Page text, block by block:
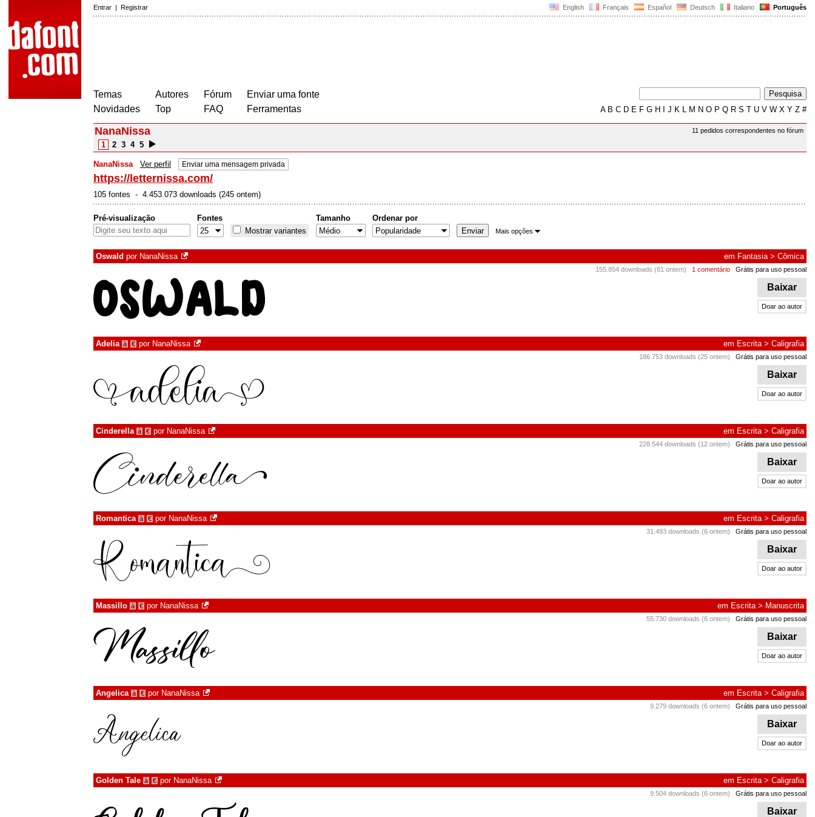
English Français Español Deutsch Italiano Português
Entrar | Registrar
Temas
Novidades
Autores
Top
Fórum
FAQ
Enviar uma fonte
Ferramentas
AB C D E F G H J K L M N O P Q R S T U V W X Y Z #
11 pedidos correspondentes no fórum
NanaNissa
1 2 3 4 5
NanaNissa Ver perfil Enviar uma mensagem privada
https://letternissa.com/
105 fontes - 4.453.073 downloads (245 ontem)
Pré-visualização
Fontes
Mostrar variantes
Tamanho Ordenar por
Mais opções
Oswald por NanaNissa em Fantasia> Cômica
155.854 downloads (81 ontem) 1 comentário Grátis para uso pessoal
Baixar
Doar ao autor
Adelia à € por NanaNissa em Escrita> Caligrafia
186.753 downloads (25 ontem) Grátis para uso pessoal
Baixar
Doar ao autor
Cinderella à € por NanaNissa em Escrita> Caligrafia
228.544 downloads (12 ontem) Grátis para uso pessoal
Baixar
Doar ao autor
Romantica à € por NanaNissa em Escrita> Caligrafia
31.493 downloads (6 ontem) Grátis para uso pessoal
Baixar
Doar ao autor
Massillo à € por NanaNissa em Escrita> Manuscrita
55.730 downloads (6 ontem) Grátis para uso pessoal
Baixar
Doar ao autor
Angelica à € por NanaNissa em Escrita> Caligrafia
9.279 downloads (6 ontem) Grátis para uso pessoal
Baixar
Doar ao autor
Golden Tale à € por NanaNissa em Escrita> Caligrafia
9.504 downloads (6 ontem) Grátis para uso pessoal
Baixar